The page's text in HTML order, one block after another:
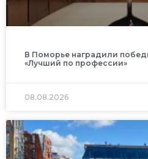
В Поморье наградили
«Лучший по профессии»
08.08.2026